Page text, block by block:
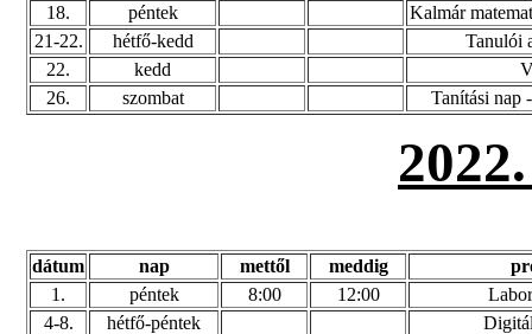
18.
péntek
Kalmár
21-22.
hétfő-kedd
Tanulói
22.
kedd
26.
szombat Tanítási nap
dátum nap mettől meddig
1.
péntek 8:00 12:00
4-8.
hétfő-péntek